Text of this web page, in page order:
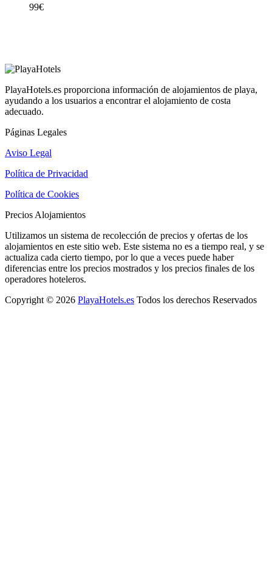
99€
PlayaHotels.es proporciona información de alojamientos de playa,
ayudando a los usuarios a encontrar el alojamiento de costa
adecuado.
Páginas Legales
Aviso Legal
Política de Privacidad
Política de Cookies
Precios Alojamientos
Utilizamos un sistema de recolección de precios y ofertas de los
alojamientos en este sitio web. Este sistema no es a tiempo real, y se
actualiza cada cierto tiempo, por lo que a veces puede haber
diferencias entre los precios mostrados y los precios finales de los
operadores hoteleros.
Copyright © 2026 PlayaHotels.es Todos los derechos Reservados